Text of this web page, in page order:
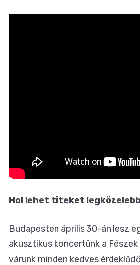
Hol lehet titeket
Budapesten április 30-án lesz
akusztikus koncertünk a Fészek
várunk minden kedves